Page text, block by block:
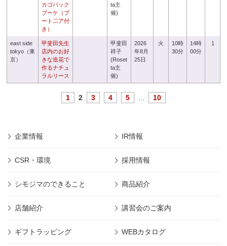
カゴバック
ブーケ（ブ
ート二ア付
き）
ta主
催)
east side
tokyo（東
京）
甲斐田先生
店内のお好
きな造花で
作るナチュ
ラルリース
甲斐田
祥子
(Roset
ta主
催)
2026
年8月
25日
火
10時
30分
14時
00分
1
1 2 3 4 5 10
企業情報 IR情報
CSR・環境 採用情報
シモジマのできること 商品紹介
店舗紹介 講習会のご案内
ギフトラッピング WEBカタログ